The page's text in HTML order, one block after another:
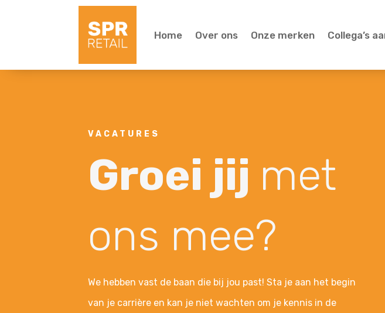
Home Over ons Onze merken Collega’s
VACATURES
Groei jij met
ons mee?
We hebben vast de baan die bij jou past! Sta je aan het begin
van je carrière en kan je niet wachten om je kennis in de